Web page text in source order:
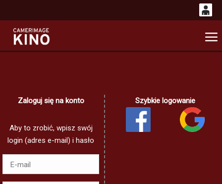
0,00
Zaloguj się na konto
Aby to zrobić, wpisz swój
login (adres e-mail) i hasło
Szybkie logowanie